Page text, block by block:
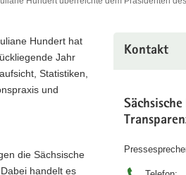
Hundert hat
Jahr
Statistiken,
und
die Sächsische
handelt es
Kontakt